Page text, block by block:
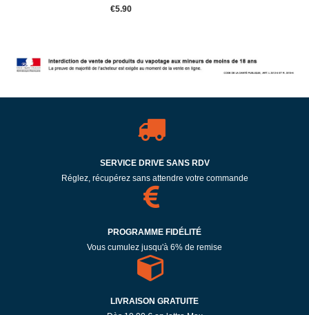
€5.90
SERVICE DRIVE SANS RDV
Réglez, récupérez sans attendre votre commande
PROGRAMME FIDÉLITÉ
Vous cumulez jusqu'à 6% de remise
LIVRAISON GRATUITE